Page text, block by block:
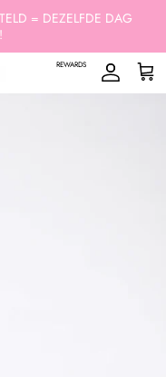
= DEZELFDE DAG
REWARDS
Account